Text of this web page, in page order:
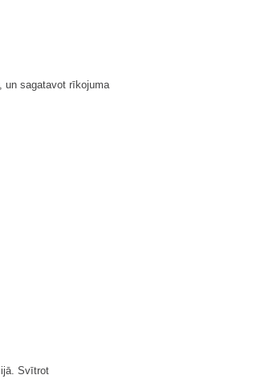
un sagatavot rīkojuma
Svītrot